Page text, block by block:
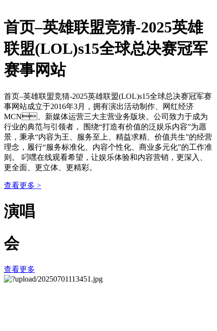
首页–英雄联盟竞猜-2025英雄
联盟(LOL)s15全球总决赛冠军
赛事网站
首页–英雄联盟竞猜-2025英雄联盟(LOL)s15全球总决赛冠军赛
事网站成立于2016年3月，拥有演出活动制作、网红经济
MCN、新媒体运营三大主营业务版块。公司致力于成为
行业的典范与引领者， 围绕“打造有价值的泛娱乐内容”为愿
景，秉承“内容为王、服务至上、精益求精、价值共生”的经营
理念，履行“服务标准化、内容个性化、商业多元化”的工作准
则。 叼嘿在线观看希望，让娱乐体验和内容营销，更深入、
更全面、更立体、更精彩。
查看更多 >
演唱
会
查看更多